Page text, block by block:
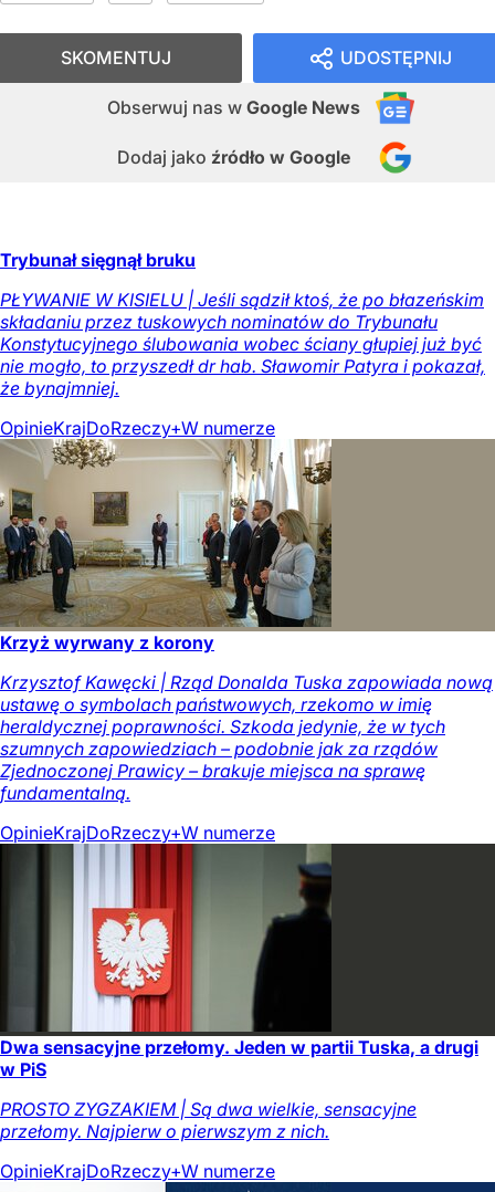
UDOSTĘPNIJ
Obserwuj nas w Google News
Dodaj jako źródło w Google
SKOMENTUJ
Trybunał sięgnął bruku
PŁYWANIE W KISIELU | Jeśli sądził ktoś, że po błazeńskim
składaniu przez tuskowych nominatów do Trybunału
Konstytucyjnego ślubowania wobec ściany głupiej już być
nie mogło, to przyszedł dr hab. Sławomir Patyra i pokazał,
że bynajmniej.
OpinieKrajDoRzeczy+W numerze
Krzyż wyrwany z korony
Krzysztof Kawęcki | Rząd Donalda Tuska zapowiada nową
ustawę o symbolach państwowych, rzekomo w imię
heraldycznej poprawności. Szkoda jedynie, że w tych
szumnych zapowiedziach – podobnie jak za rządów
Zjednoczonej Prawicy – brakuje miejsca na sprawę
fundamentalną.
OpinieKrajDoRzeczy+W numerze
Dwa sensacyjne przełomy. Jeden w partii Tuska, a drugi
w PiS
PROSTO ZYGZAKIEM | Są dwa wielkie, sensacyjne
przełomy. Najpierw o pierwszym z nich.
OpinieKrajDoRzeczy+W numerze